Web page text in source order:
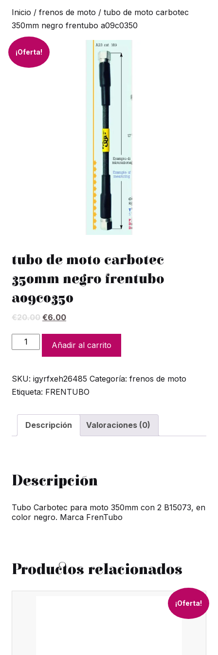
Inicio / frenos de moto / tubo de moto carbotec
350mm negro frentubo a09c0350
¡Oferta!
tubo de moto carbotec
350mm negro frentubo
a09c0350
€20.00 El
original
era:
€20.00.
€6.00El
actual
es:
€6.00.
tubo
de
carbotec
350mm
Añadir al carrito
SKU: igyrfxeh26485 Categoría: frenos de moto
Etiqueta: FRENTUBO
Descripción Valoraciones (0)
Descripción
Tubo Carbotec para moto 350mm con 2 B15073, en
color negro. Marca FrenTubo
Productos relacionados
¡Oferta!